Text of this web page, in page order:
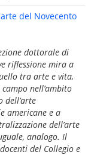
del Novecento
dottorale di
riflessione mira a
tra arte e vita,
nell’ambito
dell’arte
americane e a
dell’arte
analogo. Il
del Collegio e